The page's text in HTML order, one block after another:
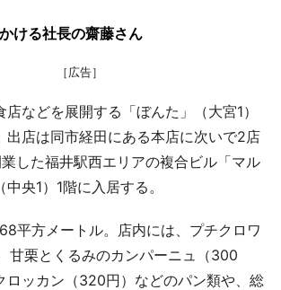
ける社長の齋藤さん
［広告］
などを展開する「ぼんた」（大宮1）
出店は同市経田にある本店に次いで2店
した福井駅西エリアの複合ビル「マル
央1）1階に入居する。
平方メートル。店内には、プチクロワ
甘栗とくるみのカンパーニュ（300
ロッカン（320円）などのパン類や、総